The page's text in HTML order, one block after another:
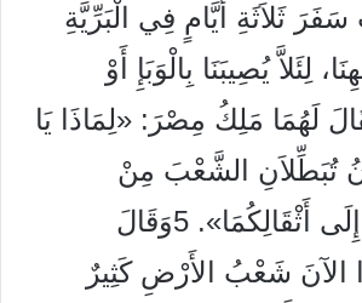
سَفَرَ ثَلاَثَةِ أَيَّامٍ فِي الْبَرِّيَّةِ
لِئَلاَّ يُصِيبَنَا بِالْوَبَإِ أَوْ
4فَقَالَ لَهُمَا مَلِكُ مِصْرَ: «لِمَاذَا يَا
تُبَطِّلاَنِ الشَّعْبَ مِنْ
أَعْمَالِهِ؟ اِذْهَبَا إِلَى أَثْقَالِكُمَا». 5وَقَالَ
الآنَ شَعْبُ الأَرْضِ كَثِيرٌ